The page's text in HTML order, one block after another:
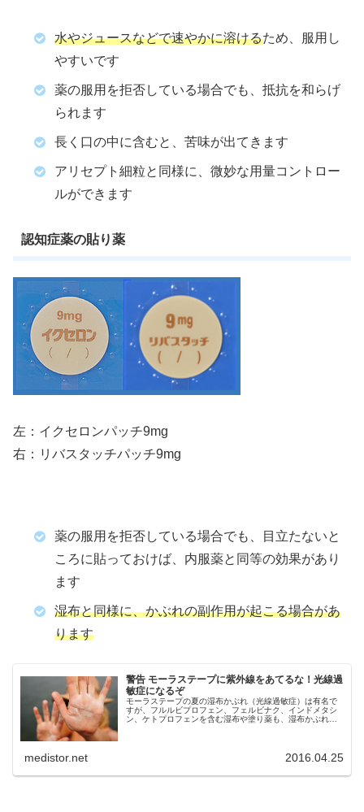
水やジュースなどで速やかに溶けるため、服用し
やすいです
薬の服用を拒否している場合でも、抵抗を和らげ
られます
長く口の中に含むと、苦味が出てきます
アリセプト細粒と同様に、微妙な用量コントロー
ルができます
認知症薬の貼り薬
左：イクセロンパッチ9mg
右：リバスタッチパッチ9mg
薬の服用を拒否している場合でも、目立たないと
ころに貼っておけば、内服薬と同等の効果があり
ます
湿布と同様に、かぶれの副作用が起こる場合があ
ります
警告 モーラステープに紫外線をあてるな！光線過
敏症になるぞ
モーラステープの夏の湿布かぶれ（光線過敏症）は有名で
すが、フルルビプロフェン、フェルビナク、インドメタシ
ン、ケトプロフェンを含む湿布や塗り薬も、湿布かぶれを
medistor.net 2016.04.25